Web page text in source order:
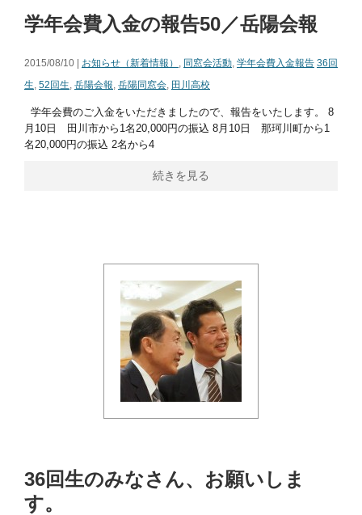
学年会費入金の報告50／岳陽会報
2015/08/10 | お知らせ（新着情報） , 同窓会活動, 学年会費入金報告 36回
生, 52回生, 岳陽会報, 岳陽同窓会, 田川高校
学年会費のご入金をいただきましたので、報告をいたします。 8
月10日 田川市から1名20,000円の振込 8月10日 那珂川町から1
名20,000円の振込 2名から4
続きを見る
36回生のみなさん、お願いしま
す。